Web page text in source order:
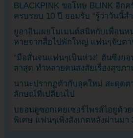
BLACKPINK ขอโทษ BLINK อีกค
ครบรอบ 10 ปี ยอมรับ “รู้ว่าวันนี้ส
ยูอาอินเผยโมเมนต์สนิทกับเพื่อนห
หายจากสื่อไปพักใหญ่ แฟนๆจับต
“มือสั่นจนแฟนๆเป็นห่วง” ฮันซึงยอ
ล่าสุด ทำหลายคนสงสัยเรื่องสุขภา
นานะปรากฏตัวกับลุคใหม่ สะดุดต
ลักษณ์ที่เปลี่ยนไป
บยอนอูซอกเคยเซอร์ไพรส์ไอยูด้วย
พิเศษ แฟนๆเพิ่งสังเกตหลังผ่านมา